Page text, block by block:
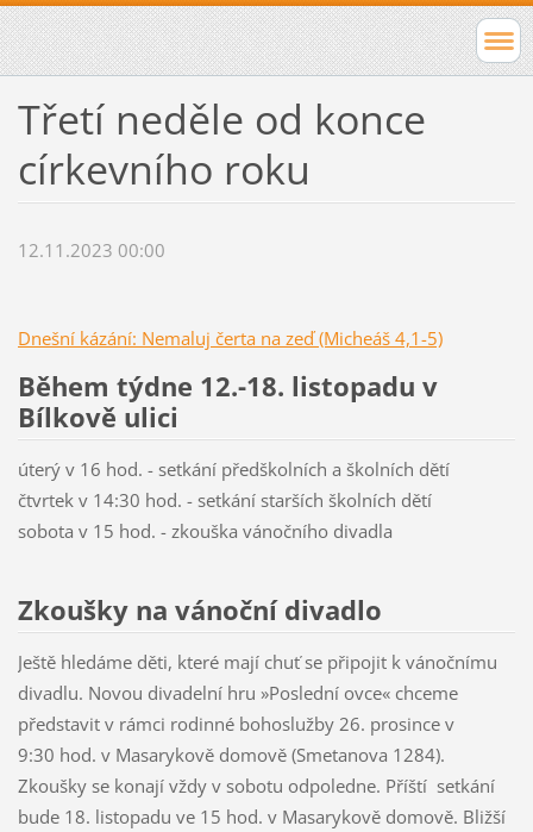
Třetí neděle od konce
církevního roku
12.11.2023 00:00
Dnešní kázání: Nemaluj čerta na zeď (Micheáš 4,1-5)
Během týdne 12.-18. listopadu v
Bílkově ulici
úterý v 16 hod. - setkání předškolních a školních dětí
čtvrtek v 14:30 hod. - setkání starších školních dětí
sobota v 15 hod. - zkouška vánočního divadla
Zkoušky na vánoční divadlo
Ještě hledáme děti, které mají chuť se připojit k vánočnímu
divadlu. Novou divadelní hru »Poslední ovce« chceme
představit v rámci rodinné bohoslužby 26. prosince v
9:30 hod. v Masarykově domově (Smetanova 1284).
Zkoušky se konají vždy v sobotu odpoledne. Příští setkání
bude 18. listopadu ve 15 hod. v Masarykově domově. Bližší